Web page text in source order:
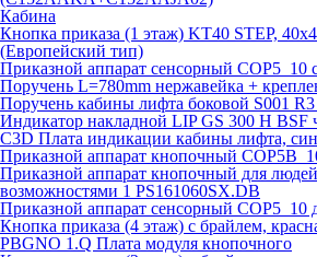
Кабина
Кнопка приказа (1 этаж) KT40 STEP,
(Европейский тип)
Приказной аппарат сенсорный COP5_10
Поручень L=780mm нержавейка +
Поручень кабины лифта боковой S001
Индикатор накладной LIP GS 300 H BSF
C3D Плата индикации кабины лифта,
Приказной аппарат кнопочный
Приказной аппарат кнопочный для
возможностями 1 PS161060SX.DB
Приказной аппарат сенсорный COP5_10
Кнопка приказа (4 этаж) с брайлем,
PBGNO 1.Q Плата модуля кнопочного